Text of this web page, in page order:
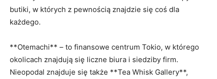
butiki, w‍ których z pewnością znajdzie się coś dla
każdego.
**Otemachi** – to finansowe centrum Tokio, w którego
okolicach znajdują się liczne biura⁢ i siedziby firm.⁣
Nieopodal znajduje się także **Tea Whisk Gallery**,